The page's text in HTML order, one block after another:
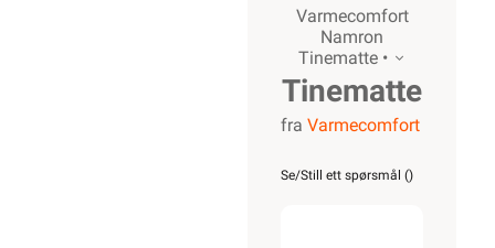
Varmecomfort
Namron
Tinematte •
Tinematte
6m x
0,8m
fra Varmecomfort
Se/Still ett spørsmål ()